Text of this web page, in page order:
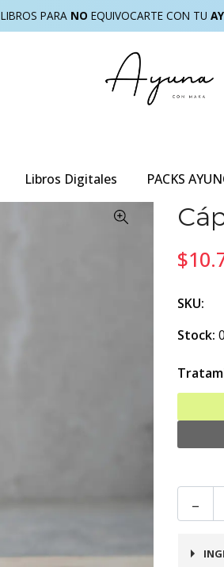
LIBROS PARA NO EQUIVOCARTE CON TU
Libros Digitales PACKS
SKU:
Stock: 0
-